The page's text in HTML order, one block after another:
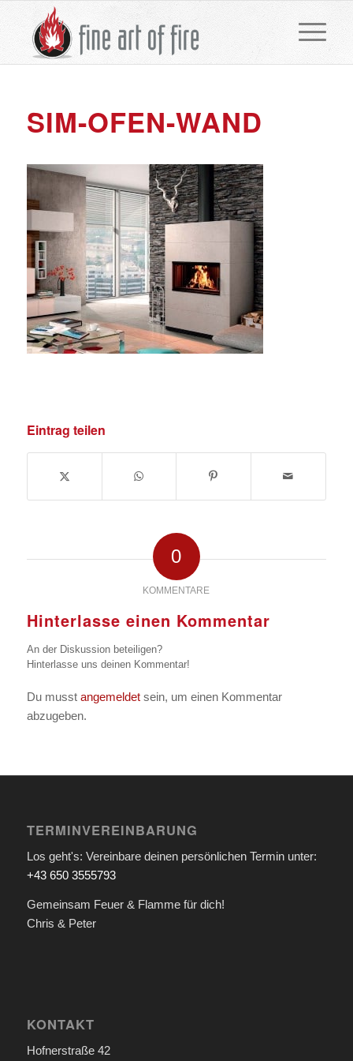
SIM-OFEN-WAND
Eintrag teilen
0
KOMMENTARE
Hinterlasse einen Kommentar
An der Diskussion beteiligen?
Hinterlasse uns deinen Kommentar!
Du musst angemeldetsein, um einen Kommentar
abzugeben.
TERMINVEREINBARUNG
Los geht's: Vereinbare deinen persönlichen Termin unter:
+43 650 3555793
Gemeinsam Feuer & Flamme für dich!
Chris & Peter
KONTAKT
Hofnerstraße 42